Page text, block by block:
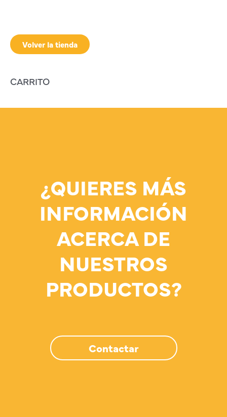
Volver la tienda
CARRITO
¿QUIERES MÁS
INFORMACIÓN
ACERCA DE
NUESTROS
PRODUCTOS?
Contactar